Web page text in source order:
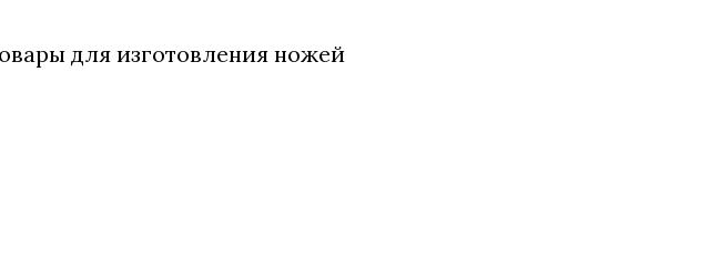
для изготовления ножей